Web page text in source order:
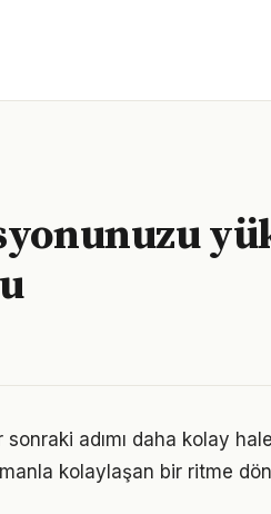
adımı daha kolay
kolaylaşan bir ritme